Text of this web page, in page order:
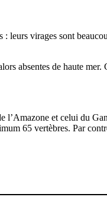
leurs virages sont
absentes de haute
et celui du
65 vertèbres. Par